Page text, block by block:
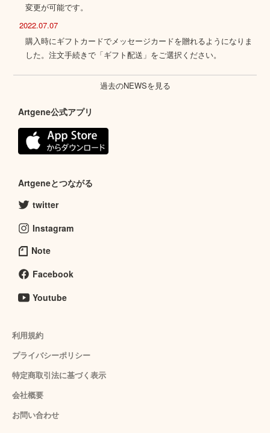
変更が可能です。
2022.07.07
購入時にギフトカードでメッセージカードを贈れるようになりま
した。注文手続きで「ギフト配送」をご選択ください。
過去のNEWSを見る
Artgene公式アプリ
Artgeneとつながる
twitter
Instagram
Note
Facebook
Youtube
利用規約
プライバシーポリシー
特定商取引法に基づく表示
会社概要
お問い合わせ